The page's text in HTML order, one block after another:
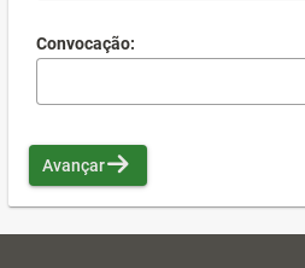
Convocação:
Avançar